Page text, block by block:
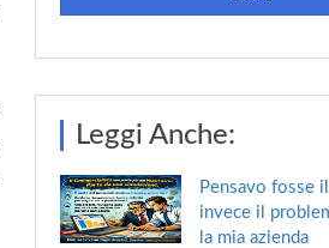
Leggi Anche:
Pensavo fosse
invece il
la mia azienda